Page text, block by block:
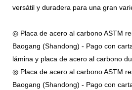
versátil y duradera para una gran
◎ Placa de acero al carbono ASTM
Baogang (Shandong) - Pago con
lámina y placa de acero al carbono
◎ Placa de acero al carbono ASTM
Baogang (Shandong) - Pago con